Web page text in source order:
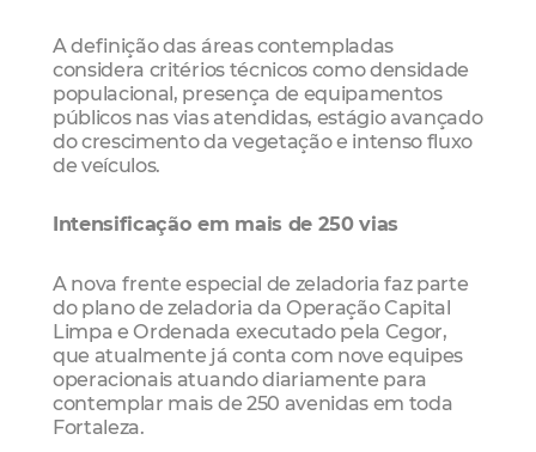
A definição das áreas contempladas
considera critérios técnicos como densidade
populacional, presença de equipamentos
públicos nas vias atendidas, estágio avançado
do crescimento da vegetação e intenso fluxo
de veículos.
Intensificação em mais de 250 vias
A nova frente especial de zeladoria faz parte
do plano de zeladoria da Operação Capital
Limpa e Ordenada executado pela Cegor,
que atualmente já conta com nove equipes
operacionais atuando diariamente para
contemplar mais de 250 avenidas em toda
Fortaleza.